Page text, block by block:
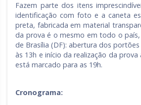
Fazem parte dos itens
identificação com foto e a caneta
preta, fabricada em material
da prova é o mesmo em todo o
de Brasília (DF): abertura dos
às 13h e início da realização da prova
está marcado para as 19h.
Cronograma: